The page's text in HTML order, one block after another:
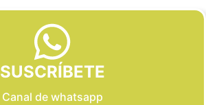
SUSCRÍBETE
Canal de whatsapp